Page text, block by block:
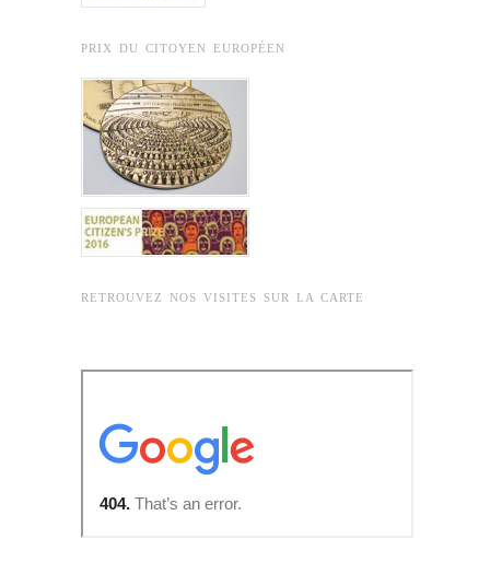
PRIX DU CITOYEN EUROPÉEN
RETROUVEZ NOS VISITES SUR LA CARTE